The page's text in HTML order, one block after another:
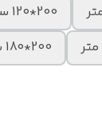
200*120 سانتی متر
200*180 سانتی متر